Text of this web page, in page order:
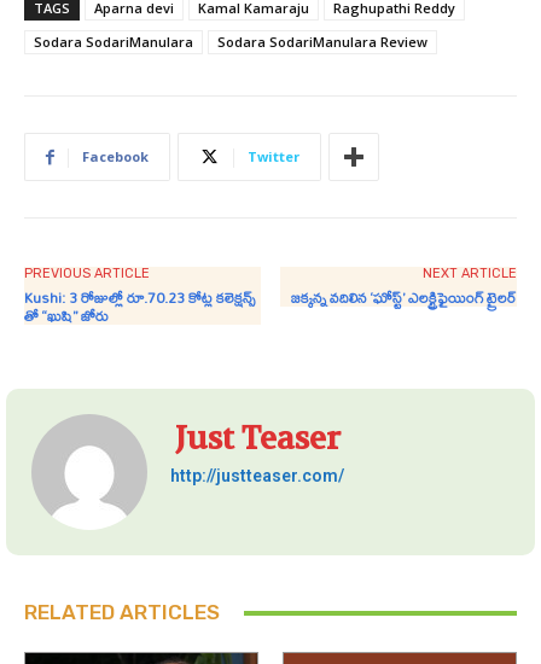
TAGS Aparna devi Kamal Kamaraju
Raghupathi Reddy
Sodara SodariManulara
Sodara SodariManulara Review
Facebook Twitter
PREVIOUS ARTICLE
Kushi: 3 రోజుల్లో రూ.70.23 కోట్ల కలెక్షన్స్
తో “ఖుషి” జోరు
NEXT ARTICLE
జక్కన్న వదిలిన ‘ఘోస్ట్’ ఎలక్ట్రి‌ఫైయింగ్ ట్రైలర్
Just Teaser
http://justteaser.com/
RELATED ARTICLES